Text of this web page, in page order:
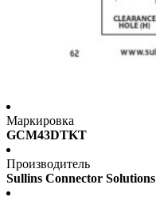
Маркировка
GCM43DTKT
Производитель
Sullins Connector Solutions